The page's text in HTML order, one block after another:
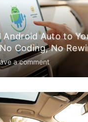
Android Auto to
Coding, No
a comment